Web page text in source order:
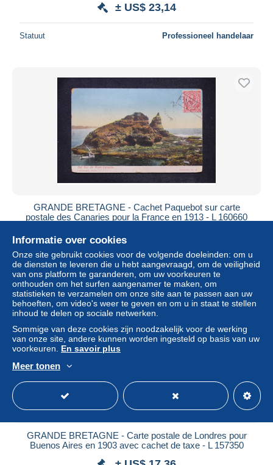
± US$ 23,14
Statuut Professioneel handelaar
GRANDE BRETAGNE - Cachet Paquebot sur carte
postale des Canaries pour la France en 1913 - L 160660
± US$ 11,57
Statuut Professioneel handelaar
GRANDE BRETAGNE - Carte postale de Londres pour
Buenos Aires en 1903 avec cachet de taxe - L 157350
Informatie over cookies
Onze site gebruikt cookies voor de volgende doeleinden: om u
de diensten te leveren die u hebt aangevraagd, om de veiligheid
van ons platform te garanderen, om uw voorkeuren te
onthouden om het surfen aangenamer te maken, om
statistieken te verzamelen om onze site aan te passen aan uw
behoeften, om video's weer te geven en om u in staat te stellen
inhoud te delen op sociale netwerken.
Sommige van deze cookies zijn noodzakelijk voor de werking
van onze site, andere kunnen worden ingesteld op basis van uw
voorkeuren. En savoir plus
Meer tonen